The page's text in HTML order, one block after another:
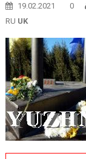
19.02.2021 0
RU UK